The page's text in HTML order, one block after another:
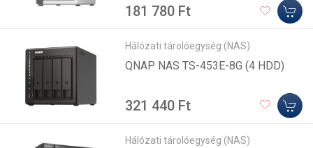
181 780 Ft
Hálózati tárolóegység (NAS)
QNAP NAS TS-453E-8G (4 HDD)
321 440 Ft
Hálózati tárolóegység (NAS)